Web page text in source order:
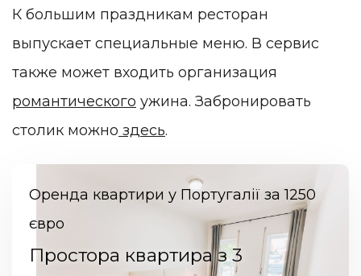
К большим праздникам ресторан
выпускает специальные меню. В сервис
также может входить организация
романтического ужина. Забронировать
столик можно здесь.
Оренда квартири у Португалії за 1250
євро
Простора квартира з 3